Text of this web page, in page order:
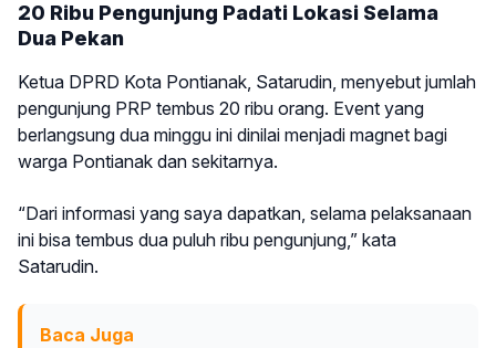
20 Ribu Pengunjung Padati Lokasi Selama
Dua Pekan
Ketua DPRD Kota Pontianak, Satarudin, menyebut jumlah
pengunjung PRP tembus 20 ribu orang. Event yang
berlangsung dua minggu ini dinilai menjadi magnet bagi
warga Pontianak dan sekitarnya.
“Dari informasi yang saya dapatkan, selama pelaksanaan
ini bisa tembus dua puluh ribu pengunjung,” kata
Satarudin.
Baca Juga